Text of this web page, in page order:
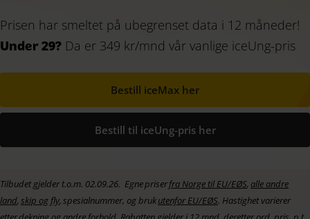
Prisen har smeltet på ubegrenset data i 12 måneder!
Under 29? Da er 349 kr/mnd vår vanlige iceUng-pris
Bestill iceMax her
Bestill til iceUng-pris her
Tilbudet gjelder t.o.m. 02.09.26. Egnepriserfra Norge til EU/EØS, alle andre
land,skip og fly,spesialnummer, og brukutenfor EU/EØS. Hastighet varierer